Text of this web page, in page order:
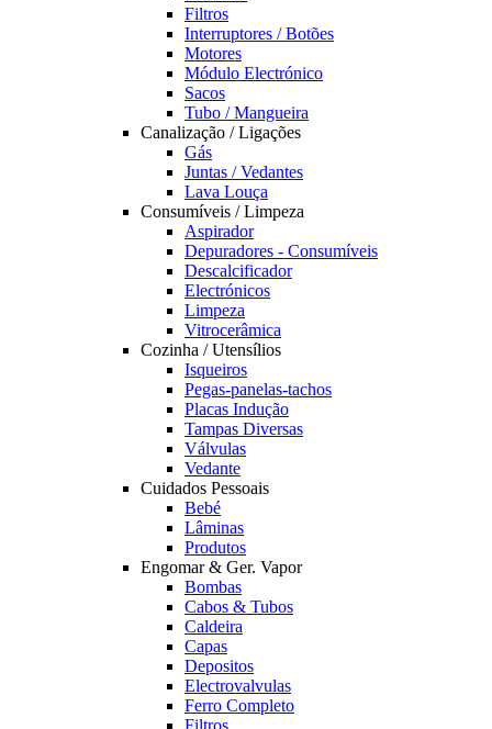
Filtros
Interruptores / Botões
Motores
Módulo Electrónico
Sacos
Tubo / Mangueira
Canalização / Ligações
Gás
Juntas / Vedantes
Lava Louça
Consumíveis / Limpeza
Aspirador
Depuradores - Consumíveis
Descalcificador
Electrónicos
Limpeza
Vitrocerâmica
Cozinha / Utensílios
Isqueiros
Pegas-panelas-tachos
Placas Indução
Tampas Diversas
Válvulas
Vedante
Cuidados Pessoais
Bebé
Lâminas
Produtos
Engomar & Ger. Vapor
Bombas
Cabos & Tubos
Caldeira
Capas
Depositos
Electrovalvulas
Ferro Completo
Filtros